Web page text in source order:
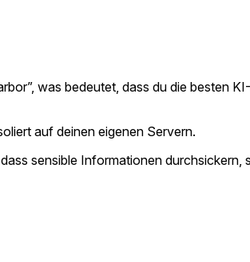
was bedeutet, dass du die besten
auf deinen eigenen Servern.
sensible Informationen durchsickern,